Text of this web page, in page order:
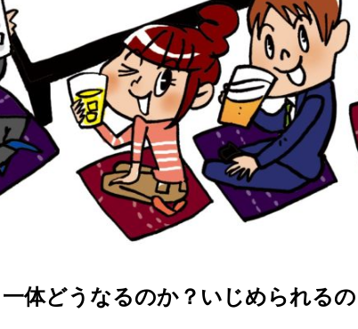
体どうなるのか？いじめられる